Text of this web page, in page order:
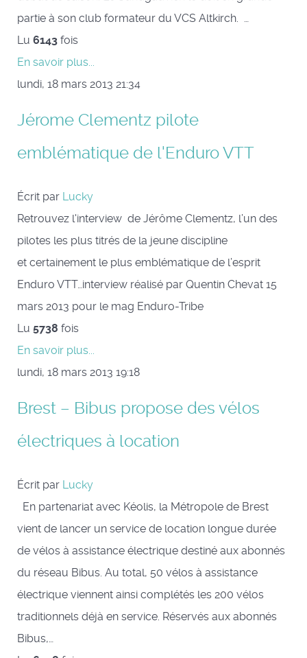
partie à son club formateur du VCS Altkirch. …
Lu 6143 fois
En savoir plus...
lundi, 18 mars 2013 21:34
Jérome Clementz pilote
emblématique de l'Enduro VTT
Écrit par Lucky
Retrouvez l'interview de Jérôme Clementz, l’un des
pilotes les plus titrés de la jeune discipline
et certainement le plus emblématique de l’esprit
Enduro VTT…interview réalisé par Quentin Chevat 15
mars 2013 pour le mag Enduro-Tribe
Lu 5738 fois
En savoir plus...
lundi, 18 mars 2013 19:18
Brest – Bibus propose des vélos
électriques à location
Écrit par Lucky
En partenariat avec Kéolis, la Métropole de Brest
vient de lancer un service de location longue durée
de vélos à assistance électrique destiné aux abonnés
du réseau Bibus. Au total, 50 vélos à assistance
électrique viennent ainsi complétés les 200 vélos
traditionnels déjà en service. Réservés aux abonnés
Bibus,…